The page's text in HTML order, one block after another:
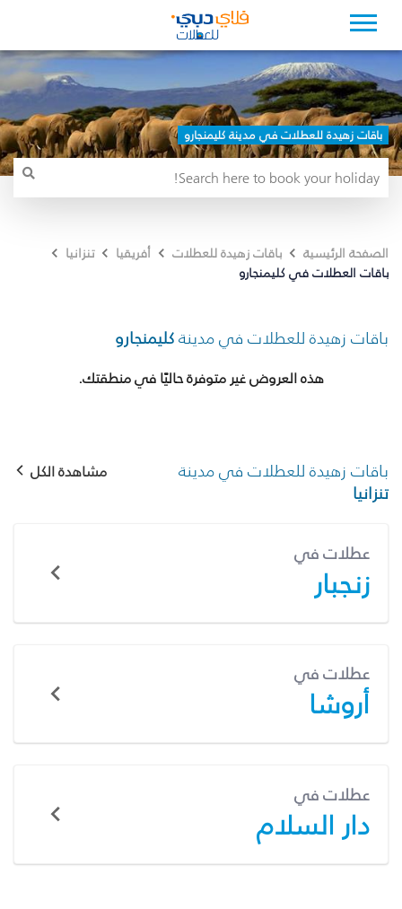
باقات زهيدة للعطلات في مدينة كليمنجارو
الصفحة الرئيسية باقات زهيدة للعطلات أفريقيا
تنزانيا
باقات العطلات في كليمنجارو
باقات زهيدة للعطلات في مدينةكليمنجارو
هذه العروض غير متوفرة حاليًا في منطقتك.
باقات زهيدة للعطلات في مدينة
تنزانيا
مشاهدة الكل
عطلات في
زنجبار
عطلات في
أروشا
عطلات في
دار السلام